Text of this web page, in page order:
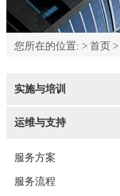
您所在的位置: > 首页 >
实施与培训
运维与支持
服务方案
服务流程